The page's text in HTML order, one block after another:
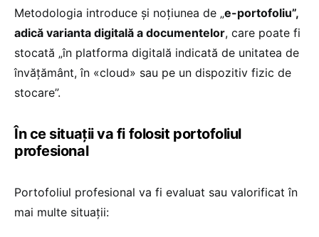
Metodologia introduce și noțiunea de „e-portofoliu”,
adică varianta digitală a documentelor, care poate fi
stocată „în platforma digitală indicată de unitatea de
învățământ, în «cloud» sau pe un dispozitiv fizic de
stocare”.
În ce situații va fi folosit portofoliul
profesional
Portofoliul profesional va fi evaluat sau valorificat în
mai multe situații: